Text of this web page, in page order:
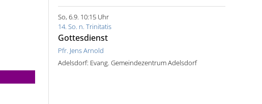
So, 6.9. 10:15 Uhr
14. So. n. Trinitatis
Gottesdienst
Pfr. Jens Arnold
Adelsdorf: Evang. Gemeindezentrum Adelsdorf